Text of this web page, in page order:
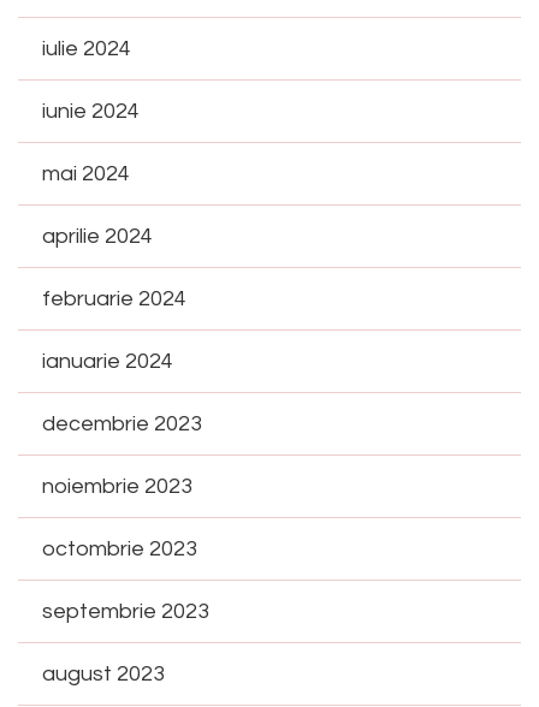
iulie 2024
iunie 2024
mai 2024
aprilie 2024
februarie 2024
ianuarie 2024
decembrie 2023
noiembrie 2023
octombrie 2023
septembrie 2023
august 2023